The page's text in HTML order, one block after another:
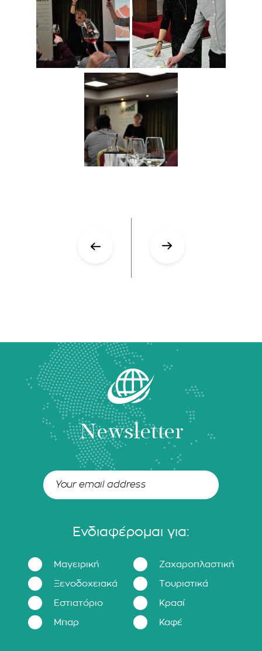
Newsletter
Ενδιαφέρομαι για:
Μαγειρική Ζαχαροπλαστική
Ξενοδοχειακά Τουριστικά
Εστιατόριο Κρασί
Μπαρ Καφέ